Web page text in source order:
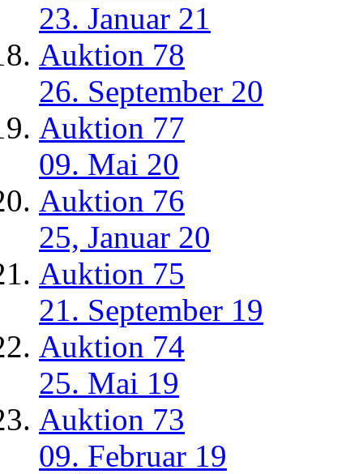
23. Januar 21
Auktion 78
26. September 20
Auktion 77
09. Mai 20
Auktion 76
25, Januar 20
Auktion 75
21. September 19
Auktion 74
25. Mai 19
Auktion 73
09. Februar 19